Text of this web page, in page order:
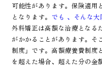
可能性があります。保険適用
となります。 でも 、そんな
外科矯正は高額な治療となる
がかかることがあります。そ
制度」です。高額療養費制度
を超えた場合、超えた分の金